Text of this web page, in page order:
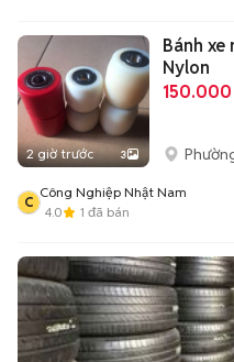
2 giờ trước 3
Bánh
Nylon
C
Công Nghiệp Nhật Nam
4.0
1 đã bán